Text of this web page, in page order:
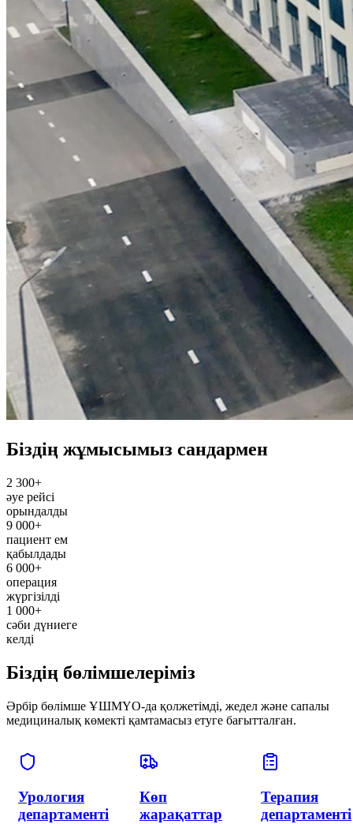
Біздің жұмысымыз сандармен
2 300+
әуе рейсі
орындалды
9 000+
пациент ем
қабылдады
6 000+
операция
жүргізілді
1 000+
сәби дүниеге
келді
Біздің бөлімшелеріміз
Әрбір бөлімше ҰШМҮО-да қолжетімді, жедел және сапалы
медициналық көмекті қамтамасыз етуге бағытталған.
Диагностика
департаменті
Патологоанатомиялық
бөлімше
реанимация